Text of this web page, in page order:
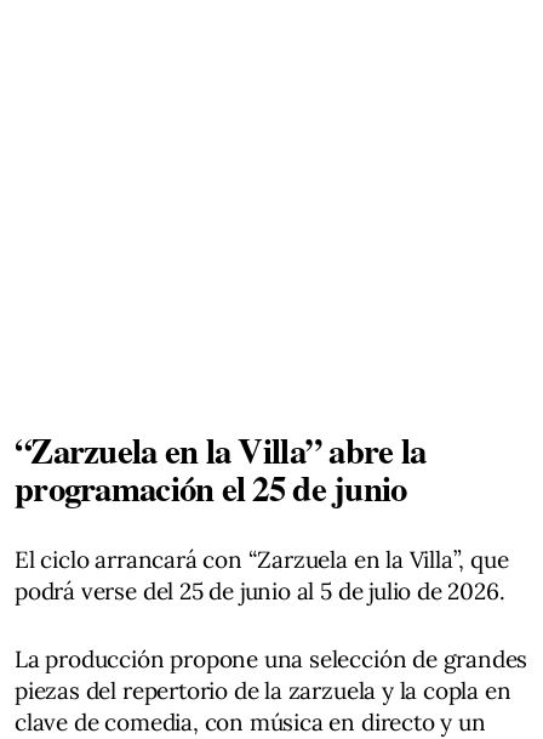
“Zarzuela en la Villa” abre la
programación el 25 de junio
El ciclo arrancará con “Zarzuela en la Villa”, que
podrá verse del 25 de junio al 5 de julio de 2026.
La producción propone una selección de grandes
piezas del repertorio de la zarzuela y la copla en
clave de comedia, con música en directo y un